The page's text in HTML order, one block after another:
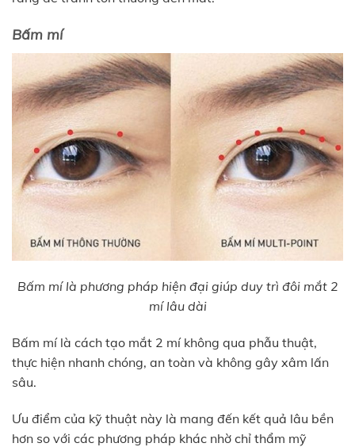
Bấm mí
Bấm mí là phương pháp hiện đại giúp duy trì đôi mắt 2
mí lâu dài
Bấm mí là cách tạo mắt 2 mí không qua phẫu thuật,
thực hiện nhanh chóng, an toàn và không gây xâm lấn
sâu.
Ưu điểm của kỹ thuật này là mang đến kết quả lâu bền
hơn so với các phương pháp khác nhờ chỉ thẩm mỹ